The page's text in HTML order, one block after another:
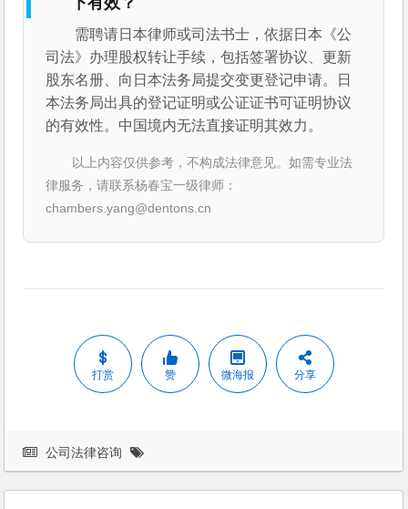
需聘请日本律师或司法书士，依据日本《公
司法》办理股权转让手续，包括签署协议、更新
股东名册、向日本法务局提交变更登记申请。日
本法务局出具的登记证明或公证证书可证明协议
的有效性。中国境内无法直接证明其效力。
以上内容仅供参考，不构成法律意见。如需专业法
律服务，请联系杨春宝一级律师：
chambers.yang@dentons.cn
打赏 赞 微海报 分享
公司法律咨询